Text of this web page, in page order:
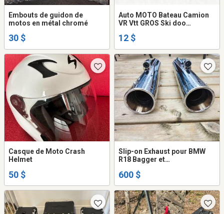
Embouts de guidon de
motos en métal chromé
30 $
Auto MOTO Bateau Camion
VR Vtt GROS Ski doo
Squelette Tete Mort Bleu
Mur Chambre Harley etc
12 $
Casque de Moto Crash
Helmet
50 $
Slip-on Exhaust pour BMW
R18 Bagger et
600 $